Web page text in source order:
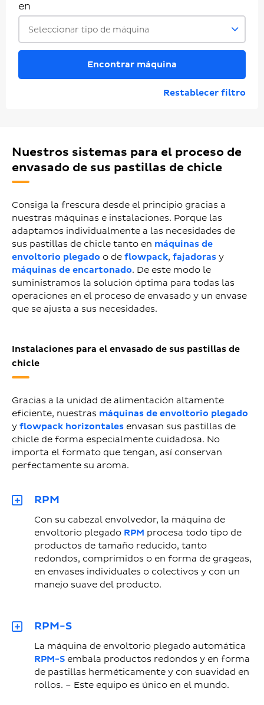
en
Seleccionar tipo de máquina
Encontrar máquina
Restablecer filtro
Nuestros sistemas para el proceso de
envasado de sus pastillas de chicle
Consiga la frescura desde el principio gracias a
nuestras máquinas e instalaciones. Porque las
adaptamos individualmente a las necesidades de
sus pastillas de chicle tanto en máquinas de
envoltorio plegado o de flowpack, fajadoras y
máquinas de encartonado. De este modo le
suministramos la solución óptima para todas las
operaciones en el proceso de envasado y un envase
que se ajusta a sus necesidades.
Instalaciones para el envasado de sus pastillas de
chicle
Gracias a la unidad de alimentación altamente
eficiente, nuestras máquinas de envoltorio plegado
y flowpack horizontales envasan sus pastillas de
chicle de forma especialmente cuidadosa. No
importa el formato que tengan, así conservan
perfectamente su aroma.
RPM
Con su cabezal envolvedor, la máquina de
envoltorio plegado RPM procesa todo tipo de
productos de tamaño reducido, tanto
redondos, comprimidos o en forma de grageas,
en envases individuales o colectivos y con un
manejo suave del producto.
RPM-S
La máquina de envoltorio plegado automática
RPM-Sembala productos redondos y en forma
de pastillas herméticamente y con suavidad en
rollos. – Este equipo es único en el mundo.